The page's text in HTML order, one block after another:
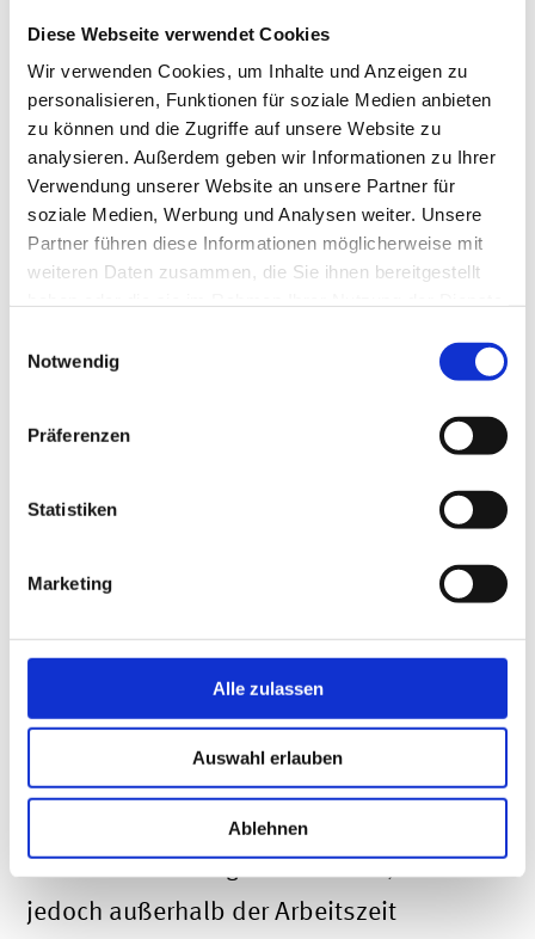
Diese Webseite verwendet Cookies
Wir verwenden Cookies, um Inhalte und Anzeigen zu
personalisieren, Funktionen für soziale Medien anbieten
zu können und die Zugriffe auf unsere Website zu
analysieren. Außerdem geben wir Informationen zu Ihrer
Verwendung unserer Website an unsere Partner für
soziale Medien, Werbung und Analysen weiter. Unsere
Partner führen diese Informationen möglicherweise mit
weiteren Daten zusammen, die Sie ihnen bereitgestellt
Notwendig
Präferenzen
Statistiken
Marketing
Alle zulassen
Auswahl erlauben
Ablehnen
und Schals kann zur Atmosphäre
beitragen, sollte jedoch die geltenden
Kleidungsvorschriften, etwa in
sicherheitsrelevanten Berufen zur
Vermeidung von Unfällen, nicht
verletzen. Auch wenn grundsätzlich keine
Kleidervorschrift an der Arbeitsstelle gilt,
können Arbeitgeber:innen im Einzelfall
das Recht haben, einen bestimmten
Dresscode durchzusetzen. Führt etwa die
oder Streit am Arbeitsplatz, kann eine
angemessen sein, um den
Betriebsfrieden zu wahren.
Private Tipprunden und
Private Tipprunden mit Kolleg:innen
können das Teamgefühl stärken, sollten
jedoch außerhalb der Arbeitszeit